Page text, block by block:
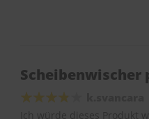
Scheibenwischer
Ich würde dieses Produkt